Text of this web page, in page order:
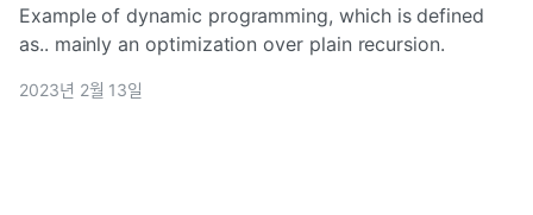
Example of dynamic programming, which is defined
as.. mainly an optimization over plain recursion.
2023년 2월 13일